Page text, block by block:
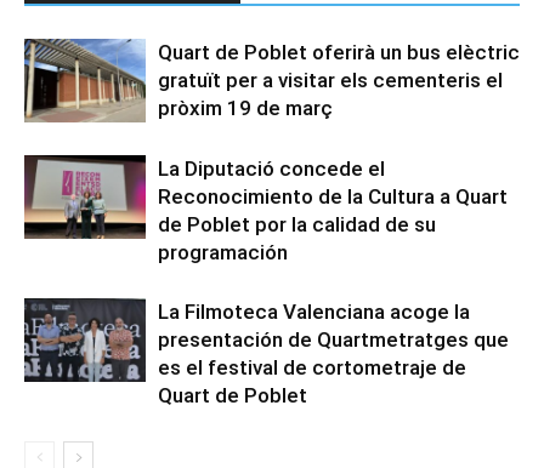
Quart de Poblet oferirà un bus elèctric
gratuït per a visitar els cementeris el
pròxim 19 de març
La Diputació concede el
Reconocimiento de la Cultura a Quart
de Poblet por la calidad de su
programación
La Filmoteca Valenciana acoge la
presentación de Quartmetratges que
es el festival de cortometraje de
Quart de Poblet